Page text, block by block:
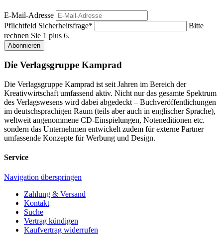
E-Mail-Adresse
Pflichtfeld Sicherheitsfrage*
Bitte
rechnen Sie 1 plus 6.
Abonnieren
Die Verlagsgruppe Kamprad
Die Verlagsgruppe Kamprad ist seit Jahren im Bereich der
Kreativwirtschaft umfassend aktiv. Nicht nur das gesamte Spektrum
des Verlagswesens wird dabei abgedeckt – Buchveröffentlichungen
im deutschsprachigen Raum (teils aber auch in englischer Sprache),
weltweit angenommene CD-Einspielungen, Noteneditionen etc. –
sondern das Unternehmen entwickelt zudem für externe Partner
umfassende Konzepte für Werbung und Design.
Service
Navigation überspringen
Zahlung & Versand
Kontakt
Suche
Vertrag kündigen
Kaufvertrag widerrufen